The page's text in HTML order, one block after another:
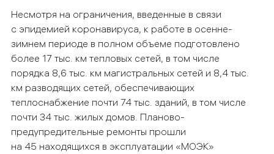
Несмотря на ограничения, введенные в связи
с эпидемией коронавируса, к работе в осенне-
зимнем периоде в полном объеме подготовлено
более 17 тыс. км тепловых сетей, в том числе
порядка 8,6 тыс. км магистральных сетей и 8,4 тыс.
км разводящих сетей, обеспечивающих
теплоснабжение почти 74 тыс. зданий, в том числе
почти 34 тыс. жилых домов. Планово-
предупредительные ремонты прошли
на 45 находящихся в эксплуатации «МОЭК»